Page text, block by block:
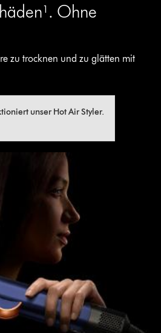
Ohne
zu trocknen und zu glätten mit
unser Hot Air Styler.